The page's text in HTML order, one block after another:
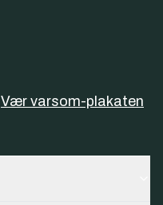
Vær varsom-plakaten